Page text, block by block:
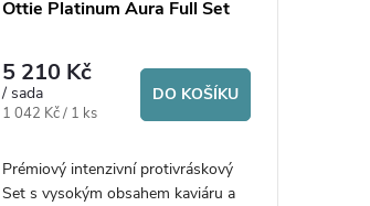
Ottie Platinum Aura Full Set
5 210 Kč
/ sada
Měrná
1 042 Kč / 1 ks
DO KOŠÍKU
Prémiový intenzivní protivráskový
Set s vysokým obsahem kaviáru a